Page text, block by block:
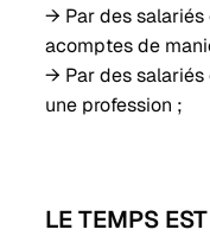
→ Par des
acomptes de
→ Par des salariés
une profession ;
LE TEMPS